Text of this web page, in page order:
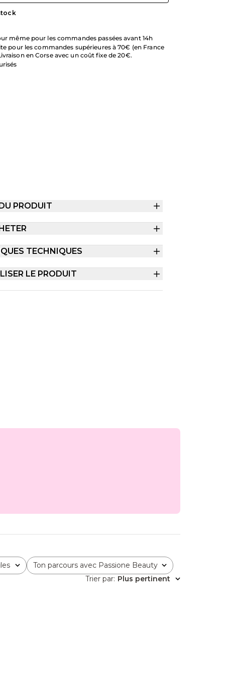
même pour les commandes passées avant 14h
pour les commandes supérieures à 70€ (en France
en Corse avec un coût fixe de 20€.
PRODUIT
TECHNIQUES
LE PRODUIT
Ton parcours avec Passione Beauty
Tous
Trier par: Plus pertinent